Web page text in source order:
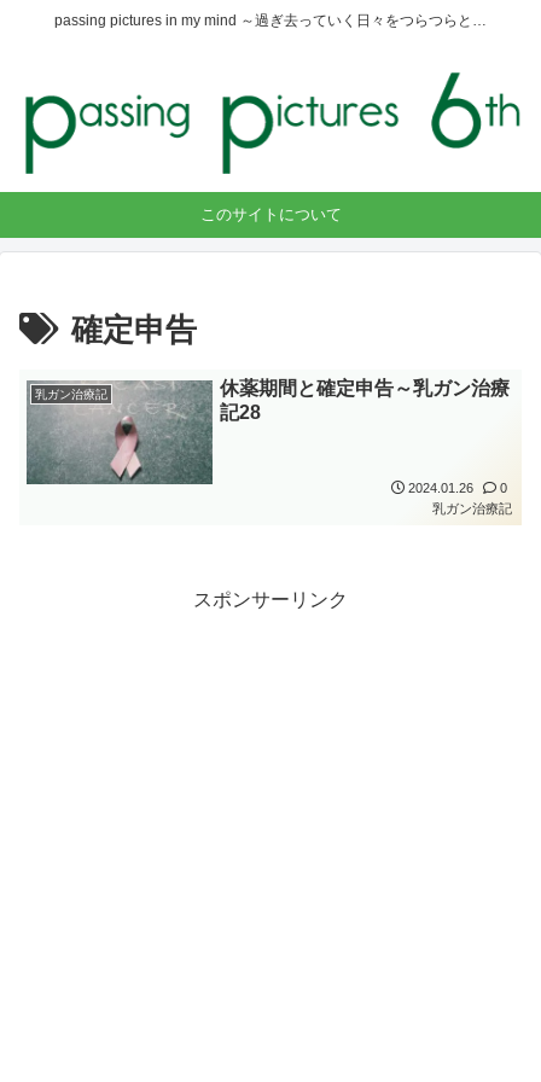
passing pictures in my mind ～過ぎ去っていく日々をつらつらと…
このサイトについて
確定申告
乳ガン治療記
休薬期間と確定申告～乳ガン治療
記28
2024.01.26
0
乳ガン治療記
スポンサーリンク